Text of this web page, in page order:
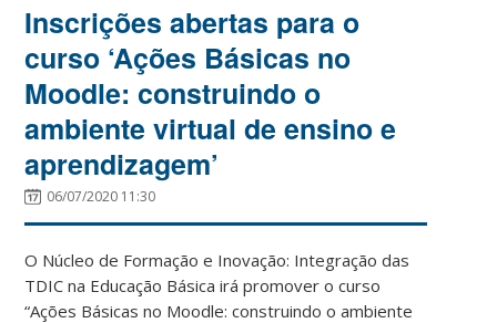
Inscrições abertas para o
curso ‘Ações Básicas no
Moodle: construindo o
ambiente virtual de ensino e
aprendizagem’
06/07/2020 11:30
O Núcleo de Formação e Inovação: Integração das
TDIC na Educação Básica irá promover o curso
“Ações Básicas no Moodle: construindo o ambiente